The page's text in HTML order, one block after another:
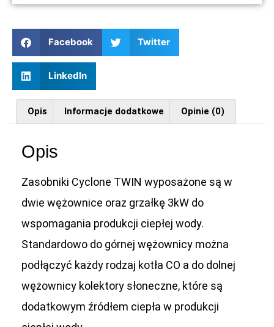
Facebook Twitter
LinkedIn
Opis Informacje dodatkowe Opinie (0)
Opis
Zasobniki Cyclone TWIN wyposażone są w
dwie wężownice oraz grzałkę 3kW do
wspomagania produkcji ciepłej wody.
Standardowo do górnej wężownicy można
podłączyć każdy rodzaj kotła CO a do dolnej
wężownicy kolektory słoneczne, które są
dodatkowym źródłem ciepła w produkcji